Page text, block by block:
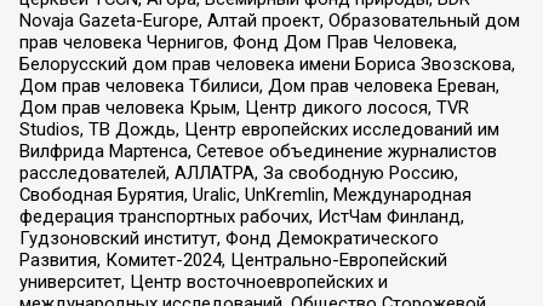
Novaja Gazeta-Europe, Алтай проект, Образовательный дом
прав человека Чернигов, Фонд Дом Прав Человека,
Белорусский дом прав человека имени Бориса Звозскова,
Дом прав человека Тбилиси, Дом прав человека Ереван,
Дом прав человека Крым, Центр дикого лосося, TVR
Studios, ТВ Дождь, Центр европейских исследований им
Вилфрида Мартенса, Сетевое объединение журналистов
расследователей, АЛЛАТРА, За свободную Россию,
Свободная Бурятия, Uralic, UnKremlin, Международная
федерация транспортных рабочих, ИстЧам Финланд,
Гудзоновский институт, Фонд Демократического
Развития, Комитет-2024, Центрально-Европейский
университет, Центр восточноевропейских и